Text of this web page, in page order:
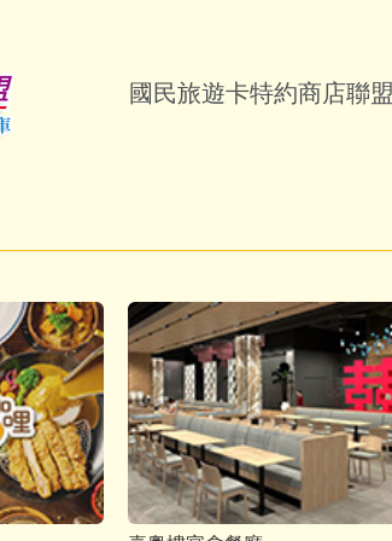
國民旅遊卡特約商店聯